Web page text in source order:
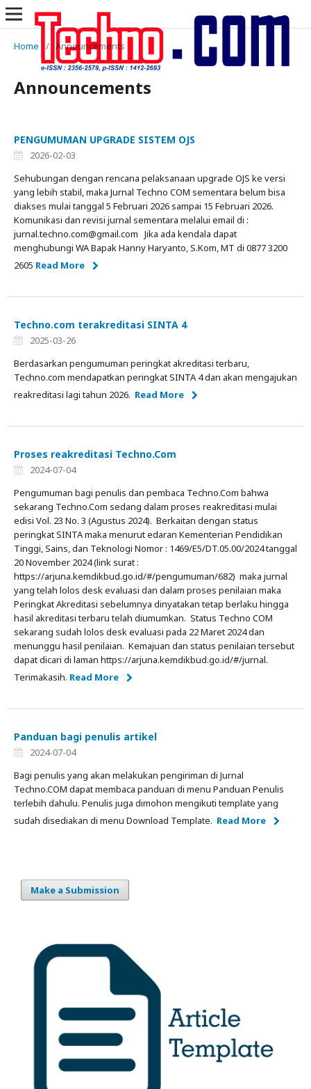
Home / Announcements
Announcements
PENGUMUMAN UPGRADE SISTEM OJS
2026-02-03
Sehubungan dengan rencana pelaksanaan upgrade OJS ke versi
yang lebih stabil, maka Jurnal Techno COM sementara belum bisa
diakses mulai tanggal 5 Februari 2026 sampai 15 Februari 2026.
Komunikasi dan revisi jurnal sementara melalui email di :
jurnal.techno.com@gmail.com Jika ada kendala dapat
menghubungi WA Bapak Hanny Haryanto, S.Kom, MT di 0877 3200
2605 Read More
Techno.com terakreditasi SINTA 4
2025-03-26
Berdasarkan pengumuman peringkat akreditasi terbaru,
Techno.com mendapatkan peringkat SINTA 4 dan akan mengajukan
reakreditasi lagi tahun 2026. Read More
Proses reakreditasi Techno.Com
2024-07-04
Pengumuman bagi penulis dan pembaca Techno.Com bahwa
sekarang Techno.Com sedang dalam proses reakreditasi mulai
edisi Vol. 23 No. 3 (Agustus 2024). Berkaitan dengan status
peringkat SINTA maka menurut edaran Kementerian Pendidikan
Tinggi, Sains, dan Teknologi Nomor : 1469/E5/DT.05.00/2024 tanggal
20 November 2024 (link surat :
https://arjuna.kemdikbud.go.id/#/pengumuman/682) maka jurnal
yang telah lolos desk evaluasi dan dalam proses penilaian maka
Peringkat Akreditasi sebelumnya dinyatakan tetap berlaku hingga
hasil akreditasi terbaru telah diumumkan. Status Techno COM
sekarang sudah lolos desk evaluasi pada 22 Maret 2024 dan
menunggu hasil penilaian. Kemajuan dan status penilaian tersebut
dapat dicari di laman https://arjuna.kemdikbud.go.id/#/jurnal.
Terimakasih. Read More
Panduan bagi penulis artikel
2024-07-04
Bagi penulis yang akan melakukan pengiriman di Jurnal
Techno.COM dapat membaca panduan di menu Panduan Penulis
terlebih dahulu. Penulis juga dimohon mengikuti template yang
sudah disediakan di menu Download Template. Read More
Make a Submission